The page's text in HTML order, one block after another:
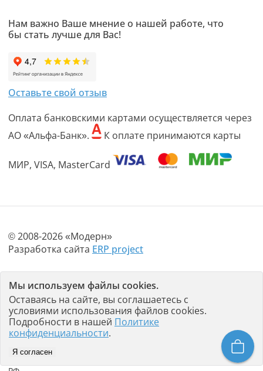
Нам важно Ваше мнение о нашей работе, что
бы стать лучше для Вас!
Оставьте свой отзыв
Оплата банковскими картами осуществляется через
АО «Альфа-Банк».
К оплате принимаются карты
МИР, VISA, MasterCard
© 2008-2026 «Модерн»
Разработка сайта ERP project
Пользовательское соглашение
Любое использование материалов с данного сайта
допускается не иначе как с письменного разрешения его
правообладателя - «Модерн». Использование материалов
сайта и нарушение авторских и смежных прав
правообладателя наказывается в соответствии со ст.146 УК
Мы используем файлы cookies.
Оставаясь на сайте, вы соглашаетесь с
условиями использования файлов cookies.
Подробности в нашей Политике
конфиденциальности.
Я согласен